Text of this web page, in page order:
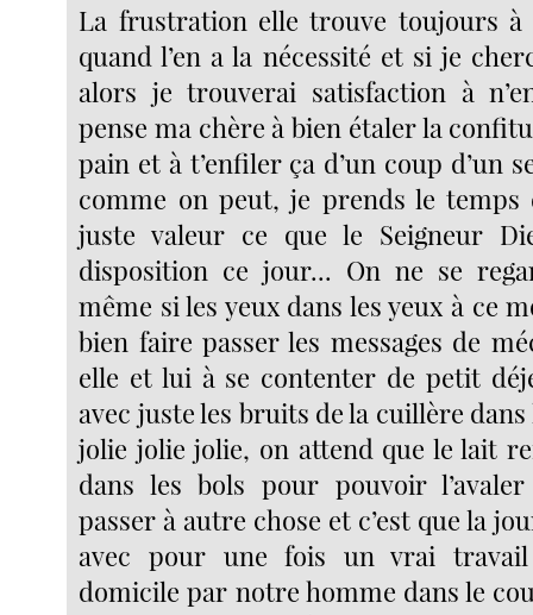
La frustration elle trouve toujours à
quand l’en a la nécessité et si je
alors je trouverai satisfaction à
pense ma chère à bien étaler la
pain et à t’enfiler ça d’un coup d’un
comme on peut, je prends le temps
juste valeur ce que le Seigneur
disposition ce jour... On ne se
même si les yeux dans les yeux à ce
bien faire passer les messages de
elle et lui à se contenter de petit
avec juste les bruits de la cuillère
jolie jolie jolie, on attend que le lait
dans les bols pour pouvoir
passer à autre chose et c’est que la
avec pour une fois un vrai
domicile par notre homme dans le